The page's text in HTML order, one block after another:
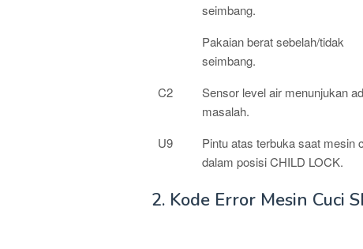
seimbang.
Pakaian berat sebelah/tidak
seimbang.
C2
Sensor level air menunjukan
masalah.
U9
Pintu atas terbuka saat mesin
dalam posisi CHILD LOCK.
2. Kode Error Mesin Cuci